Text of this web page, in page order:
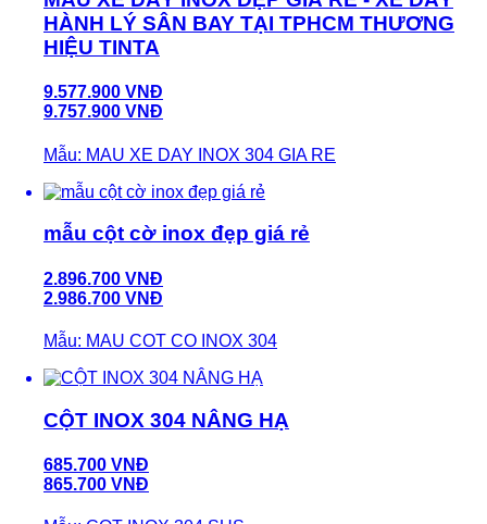
HÀNH LÝ SÂN BAY TẠI TPHCM THƯƠNG
HIỆU TINTA
9.577.900 VNĐ
9.757.900 VNĐ
Mẫu: MAU XE DAY INOX 304 GIA RE
mẫu cột cờ inox đẹp giá rẻ
2.896.700 VNĐ
2.986.700 VNĐ
Mẫu: MAU COT CO INOX 304
CỘT INOX 304 NÂNG HẠ
685.700 VNĐ
865.700 VNĐ